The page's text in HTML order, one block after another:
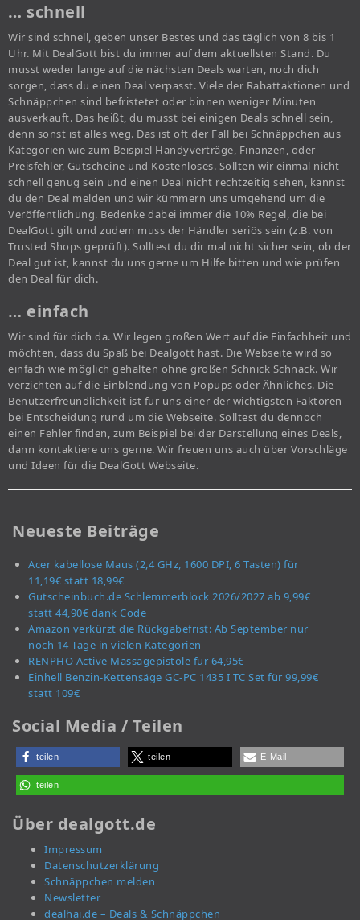
… schnell
Wir sind schnell, geben unser Bestes und das täglich von 8 bis 1
Uhr. Mit DealGott bist du immer auf dem aktuellsten Stand. Du
musst weder lange auf die nächsten Deals warten, noch dich
sorgen, dass du einen Deal verpasst. Viele der Rabattaktionen und
Schnäppchen sind befristetet oder binnen weniger Minuten
ausverkauft. Das heißt, du musst bei einigen Deals schnell sein,
denn sonst ist alles weg. Das ist oft der Fall bei Schnäppchen aus
Kategorien wie zum Beispiel Handyverträge, Finanzen, oder
Preisfehler, Gutscheine und Kostenloses. Sollten wir einmal nicht
schnell genug sein und einen Deal nicht rechtzeitig sehen, kannst
du den Deal melden und wir kümmern uns umgehend um die
Veröffentlichung. Bedenke dabei immer die 10% Regel, die bei
DealGott gilt und zudem muss der Händler seriös sein (z.B. von
Trusted Shops geprüft). Solltest du dir mal nicht sicher sein, ob der
Deal gut ist, kannst du uns gerne um Hilfe bitten und wie prüfen
den Deal für dich.
… einfach
Wir sind für dich da. Wir legen großen Wert auf die Einfachheit und
möchten, dass du Spaß bei Dealgott hast. Die Webseite wird so
einfach wie möglich gehalten ohne großen Schnick Schnack. Wir
verzichten auf die Einblendung von Popups oder Ähnliches. Die
Benutzerfreundlichkeit ist für uns einer der wichtigsten Faktoren
bei Entscheidung rund um die Webseite. Solltest du dennoch
einen Fehler finden, zum Beispiel bei der Darstellung eines Deals,
dann kontaktiere uns gerne. Wir freuen uns auch über Vorschläge
und Ideen für die DealGott Webseite.
Neueste Beiträge
Acer kabellose Maus (2,4 GHz, 1600 DPI, 6 Tasten) für
11,19€ statt 18,99€
Gutscheinbuch.de Schlemmerblock 2026/2027 ab 9,99€
statt 44,90€ dank Code
Amazon verkürzt die Rückgabefrist: Ab September nur
noch 14 Tage in vielen Kategorien
RENPHO Active Massagepistole für 64,95€
Einhell Benzin-Kettensäge GC-PC 1435 I TC Set für 99,99€
statt 109€
Social Media / Teilen
teilen teilen E-Mail
teilen
Über dealgott.de
Impressum
Datenschutzerklärung
Schnäppchen melden
Newsletter
dealhai.de – Deals & Schnäppchen